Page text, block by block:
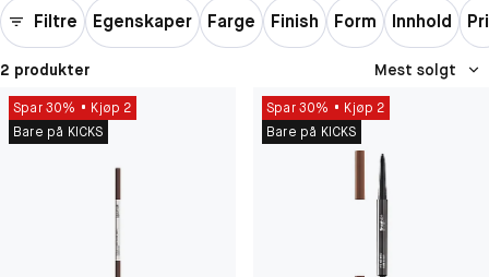
Filtre Egenskaper Farge Finish Form Innhold
2 produkter Mest solgt
Spar 30%
Kjøp 2
Bare på KICKS
Spar 30%
Kjøp 2
Bare på KICKS